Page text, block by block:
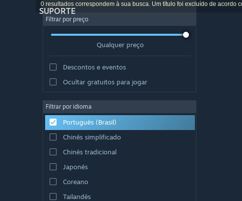
SUPORTE
0 resultados correspondem à sua busca. Um título foi excluído de acordo
Filtrar por preço
Qualquer preço
Descontos e eventos
Ocultar gratuitos para jogar
Filtrar por idioma
Português (Brasil)
Chinês simplificado
Chinês tradicional
Japonês
Coreano
Tailandês